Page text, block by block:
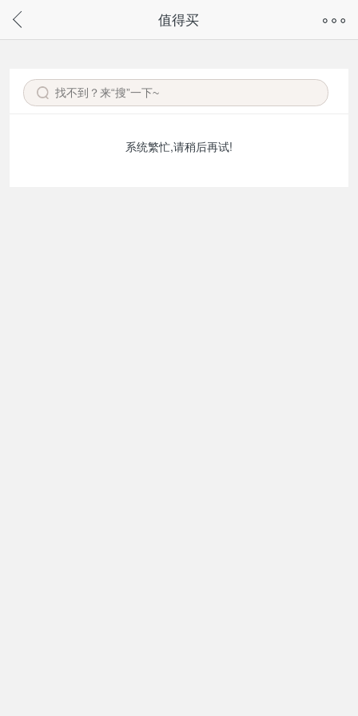
请通过微信或支付宝搜“奇兔客小程序”访问
值得买
系统繁忙,请稍后再试!